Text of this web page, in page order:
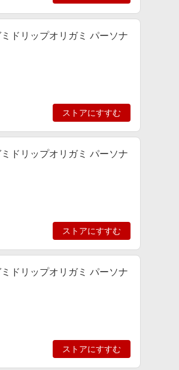
ドリップオリガミ パーソナ
ストアにすすむ
ドリップオリガミ パーソナ
ストアにすすむ
ドリップオリガミ パーソナ
ストアにすすむ